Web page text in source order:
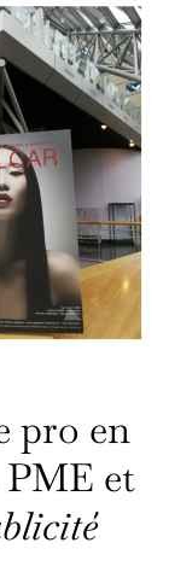
pro en
et